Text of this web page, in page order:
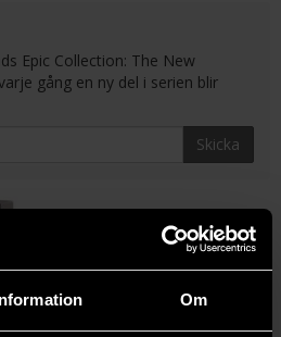
Om
Epic Collection: The New
gång en ny del i serien blir
Skicka